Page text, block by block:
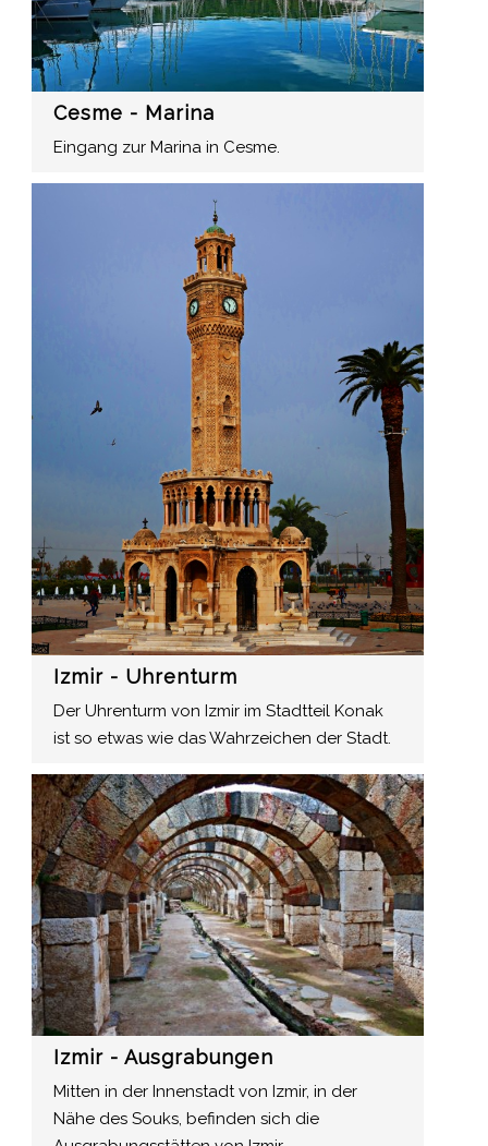
Cesme - Marina
Eingang zur Marina in Cesme.
Izmir - Uhrenturm
Der Uhrenturm von Izmir im Stadtteil Konak
ist so etwas wie das Wahrzeichen der Stadt.
Izmir - Ausgrabungen
Mitten in der Innenstadt von Izmir, in der
Nähe des Souks, befinden sich die